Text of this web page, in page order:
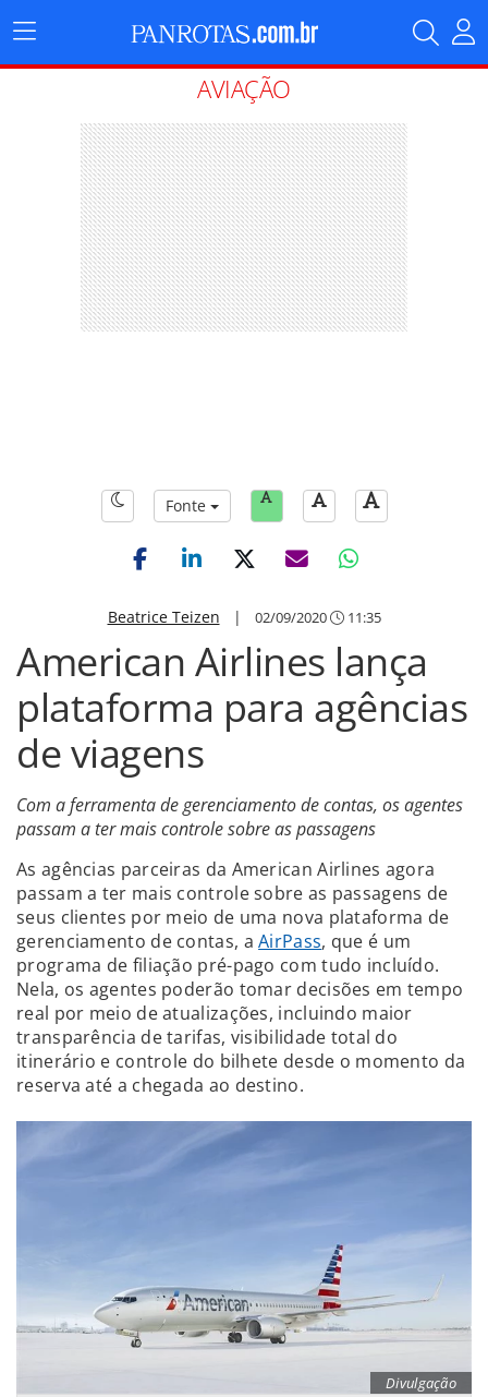
Menu
Principal
AVIAÇÃO
Fonte
Beatrice Teizen | 02/09/2020 11:35
American Airlines lança
plataforma para agências
de viagens
Com a ferramenta de gerenciamento de contas, os agentes
passam a ter mais controle sobre as passagens
As agências parceiras da American Airlines agora
passam a ter mais controle sobre as passagens de
seus clientes por meio de uma nova plataforma de
gerenciamento de contas, aAirPass, que é um
programa de filiação pré-pago com tudo incluído.
Nela, os agentes poderão tomar decisões em tempo
real por meio de atualizações, incluindo maior
transparência de tarifas, visibilidade total do
itinerário e controle do bilhete desde o momento da
reserva até a chegada ao destino.
Divulgação